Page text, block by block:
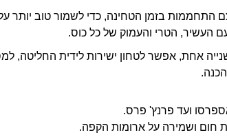
התחממות בזמן הטחינה, כדי לשמור טוב יותר
העשיר, הטרי והעמוק של כל כוס.
אחת, אפשר לטחון ישירות לידית החליטה,
חום ושמירה על ארומות הקפה.